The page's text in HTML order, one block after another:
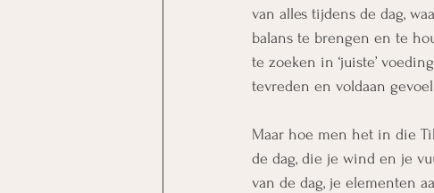
van alles tijdens de dag,
balans te brengen en te
te zoeken in ‘juiste’
tevreden en voldaan
Maar hoe men het in die
de dag, die je wind en je
van de dag, je elementen